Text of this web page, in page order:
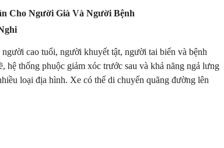
Cho Người Già Và Người Bệnh
cao tuổi, người khuyết tật, người tai biến và bệnh
hệ thống phuộc giảm xóc trước sau và khả năng ngả lưng
loại địa hình. Xe có thể di chuyển quãng đường lên